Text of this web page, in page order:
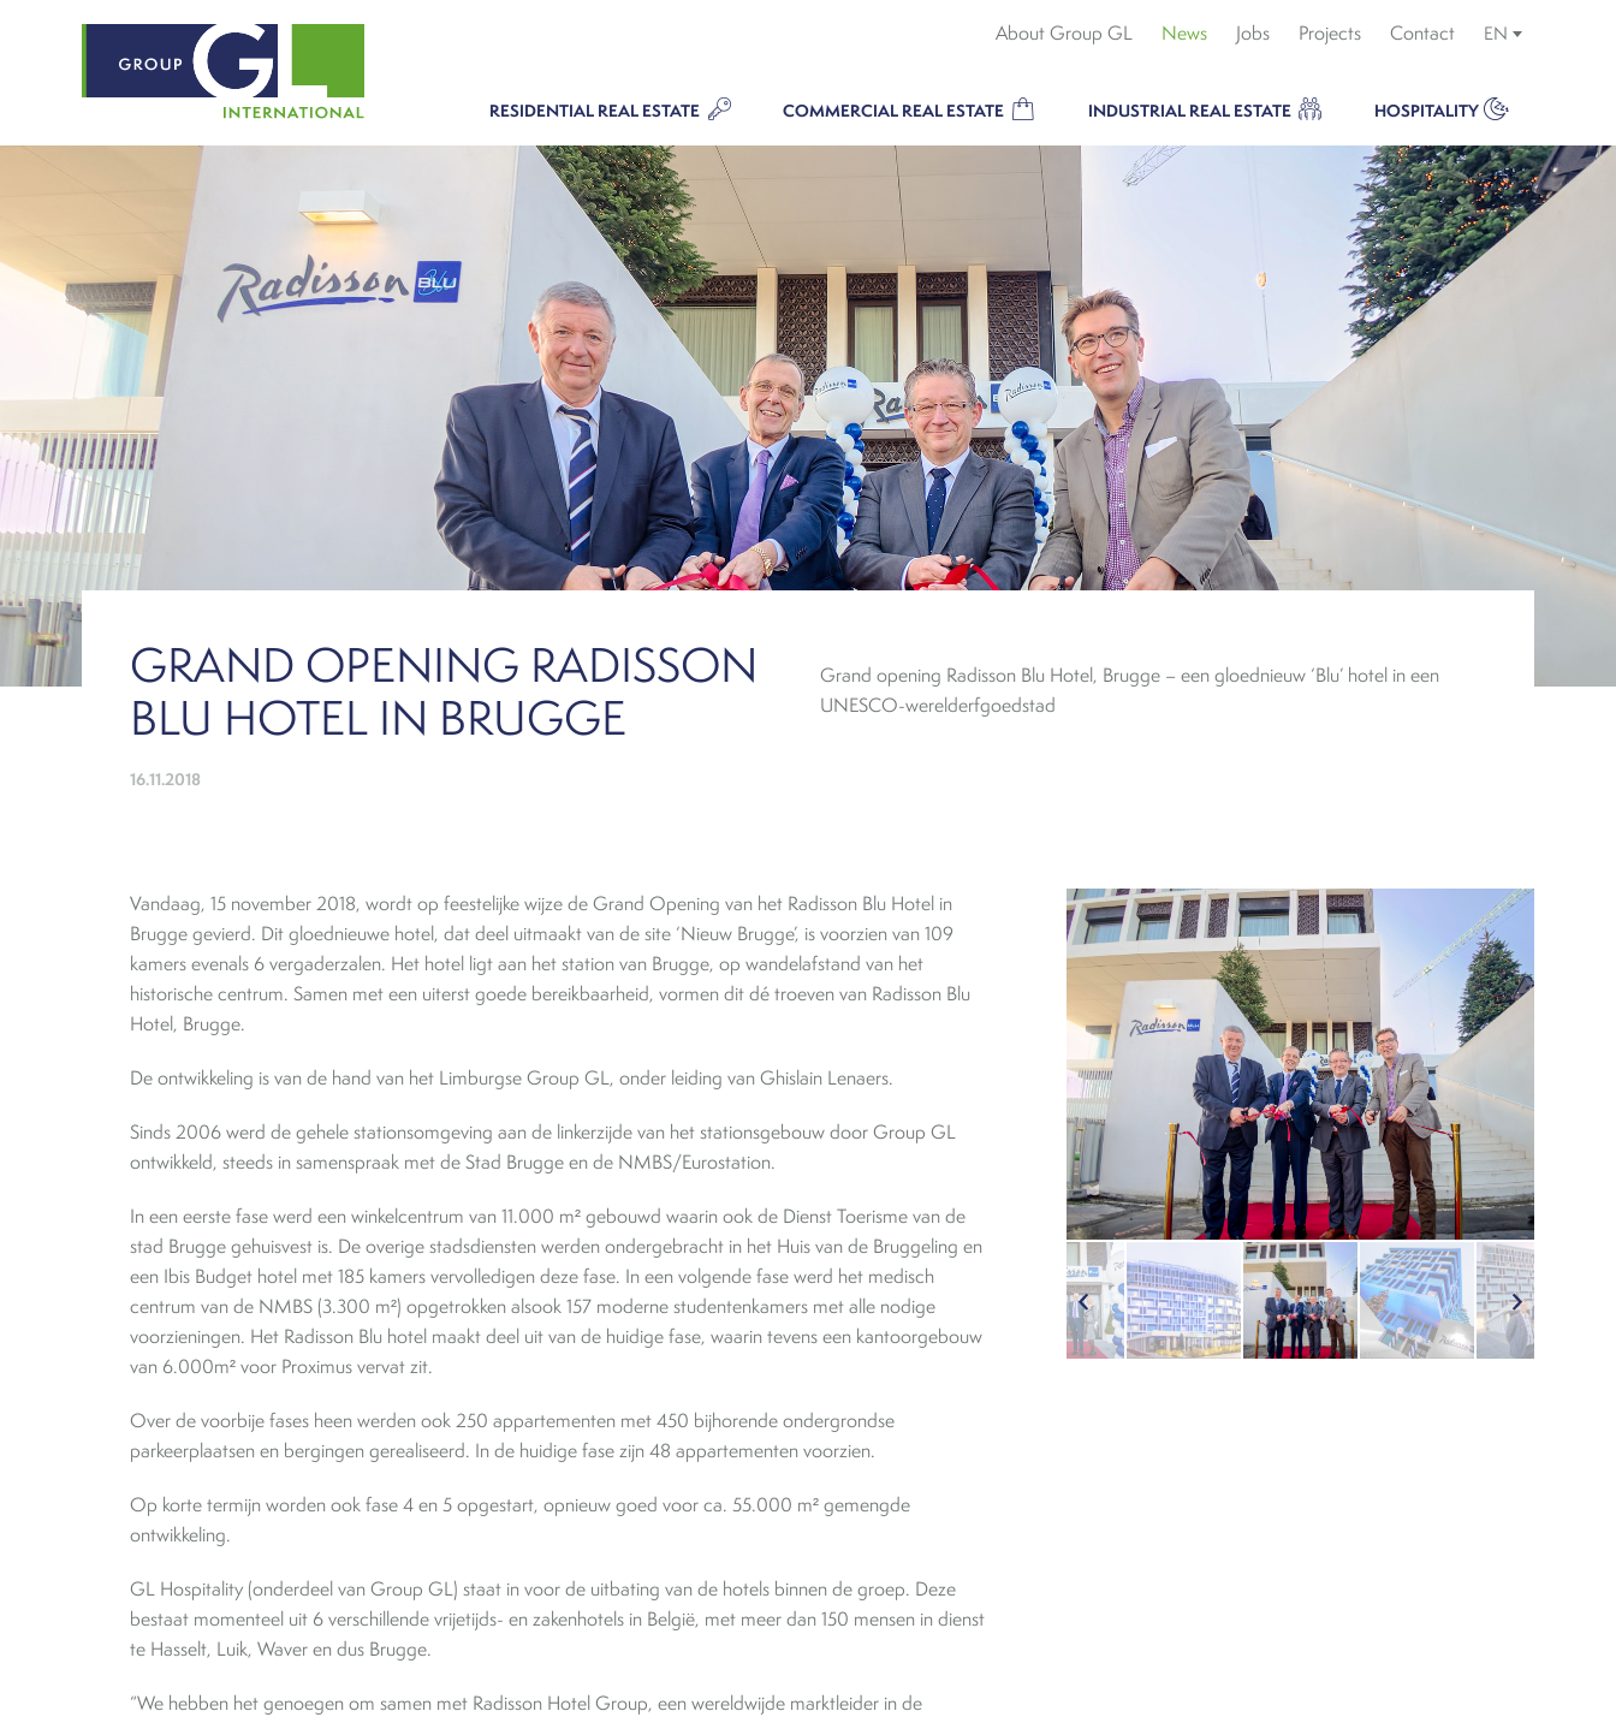
About Group GL News Jobs Projects Contact EN
RESIDENTIAL REAL ESTATE COMMERCIAL REAL ESTATE INDUSTRIAL REAL ESTATE HOSPITALITY
GRAND OPENING RADISSON
BLU HOTEL IN BRUGGE
16.11.2018
Grand opening Radisson Blu Hotel, Brugge – een gloednieuw ‘Blu’ hotel in een
UNESCO-werelderfgoedstad
Vandaag, 15 november 2018, wordt op feestelijke wijze de Grand Opening van het Radisson Blu Hotel in
Brugge gevierd. Dit gloednieuwe hotel, dat deel uitmaakt van de site ‘Nieuw Brugge’, is voorzien van 109
kamers evenals 6 vergaderzalen. Het hotel ligt aan het station van Brugge, op wandelafstand van het
historische centrum. Samen met een uiterst goede bereikbaarheid, vormen dit dé troeven van Radisson Blu
Hotel, Brugge.
De ontwikkeling is van de hand van het Limburgse Group GL, onder leiding van Ghislain Lenaers.
Sinds 2006 werd de gehele stationsomgeving aan de linkerzijde van het stationsgebouw door Group GL
ontwikkeld, steeds in samenspraak met de Stad Brugge en de NMBS/Eurostation.
In een eerste fase werd een winkelcentrum van 11.000 m² gebouwd waarin ook de Dienst Toerisme van de
stad Brugge gehuisvest is. De overige stadsdiensten werden ondergebracht in het Huis van de Bruggeling en
een Ibis Budget hotel met 185 kamers vervolledigen deze fase. In een volgende fase werd het medisch
centrum van de NMBS (3.300 m²) opgetrokken alsook 157 moderne studentenkamers met alle nodige
voorzieningen. Het Radisson Blu hotel maakt deel uit van de huidige fase, waarin tevens een kantoorgebouw
van 6.000m² voor Proximus vervat zit.
Over de voorbije fases heen werden ook 250 appartementen met 450 bijhorende ondergrondse
parkeerplaatsen en bergingen gerealiseerd. In de huidige fase zijn 48 appartementen voorzien.
Op korte termijn worden ook fase 4 en 5 opgestart, opnieuw goed voor ca. 55.000 m² gemengde
ontwikkeling.
GL Hospitality (onderdeel van Group GL) staat in voor de uitbating van de hotels binnen de groep. Deze
bestaat momenteel uit 6 verschillende vrijetijds- en zakenhotels in België, met meer dan 150 mensen in dienst
te Hasselt, Luik, Waver en dus Brugge.
“We hebben het genoegen om samen met Radisson Hotel Group, een wereldwijde marktleider in de